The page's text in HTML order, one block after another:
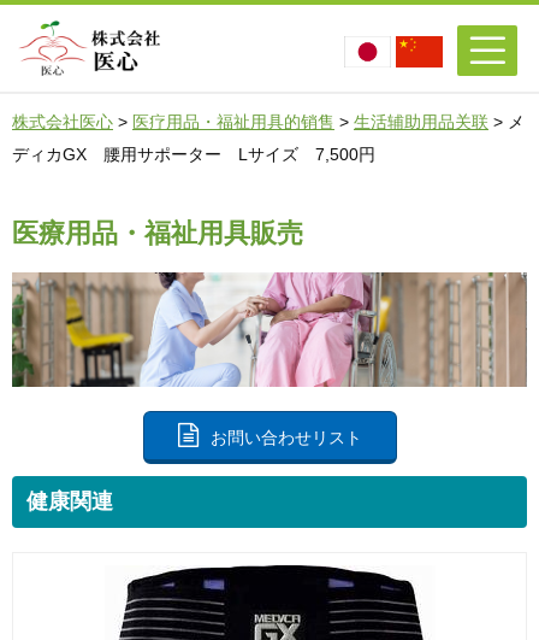
株式会社医心 > 医疗用品・福祉用具的销售 > 生活辅助用品关联 > メ
ディカGX 腰用サポーター Lサイズ 7,500円
医療用品・福祉用具販売
お問い合わせリスト
健康関連